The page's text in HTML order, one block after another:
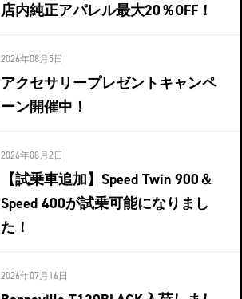
店内純正アパレル最大20％OFF！
2026年08月5日
アクセサリープレゼントキャンペ
ーン開催中！
2026年08月2日
【試乗車追加】Speed Twin 900＆
Speed 400が試乗可能になりまし
た！
2026年07月16日